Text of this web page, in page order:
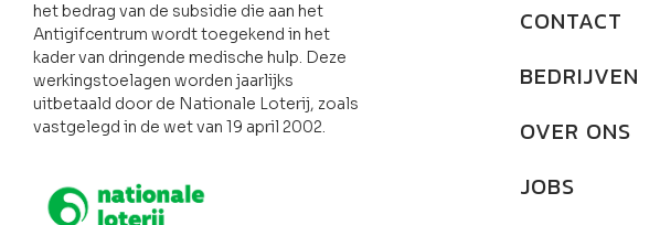
het bedrag van de subsidie die aan het
Antigifcentrum wordt toegekend in het
kader van dringende medische hulp. Deze
werkingstoelagen worden jaarlijks
uitbetaald door de Nationale Loterij, zoals
vastgelegd in de wet van 19 april 2002.
Nationale loterij
CONTACT
BEDRIJVEN
OVER ONS
JOBS